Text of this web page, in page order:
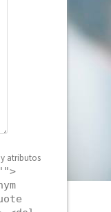
y atributos